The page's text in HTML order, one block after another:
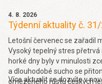
4. 8. 2026
Týdenní aktuality č.
Letošní červenec se zařadil
Vysoký tepelný stres přetrvá
horké dny byly v minulosti
a dlouhodobé sucho se
omezeného růstu českých
Více aktualit se dozvíte v